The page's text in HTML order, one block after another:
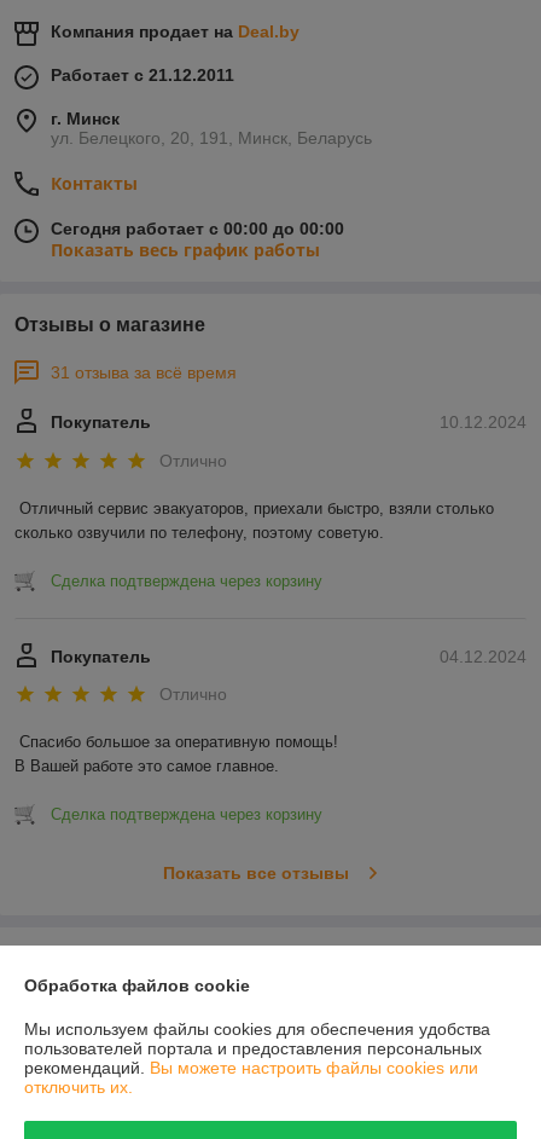
Компания продает на Deal.by
Работает с 21.12.2011
г. Минск
ул. Белецкого, 20, 191, Минск, Беларусь
Контакты
Сегодня работает с 00:00 до 00:00
Показать весь график работы
Отзывы о магазине
31 отзыва за всё время
10.12.2024
Покупатель
Отлично
Отличный сервис эвакуаторов, приехали быстро, взяли столько
сколько озвучили по телефону, поэтому советую.
Сделка подтверждена через корзину
04.12.2024
Покупатель
Отлично
Спасибо большое за оперативную помощь!
В Вашей работе это самое главное.
Сделка подтверждена через корзину
Показать все отзывы
Доставка и оплата
График работы
Обработка файлов cookie
Мы используем файлы cookies для обеспечения удобства
пользователей портала и предоставления персональных
рекомендаций. Вы можете настроить файлы cookies или
отключить их.